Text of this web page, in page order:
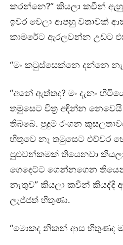
කරන්නෙ?” කියලා කවීන්
ඉවර වෙලා ආපහු වතාවක්
කාමරේට ඇරලවන්න උඩට
“මං කටුස්සෙක්නෙ දන්නෙ
“අනේ ඇත්තද? මං දැනං
තමුසෙට චිත්‍ර අඳින්න
තිබ්බෙ. පුදුම රංගන
හිතුවෙ නෑ තමුසෙට එච්චර
පුළුවන්කමක් තියෙනවා
ගෙදෙට්ට ගෙන්නගෙන
නැතුව” කියලා කවීන්
ලැජ්ජත් හිතුණා.
“මොකද නිකන් ආස හිතුණද